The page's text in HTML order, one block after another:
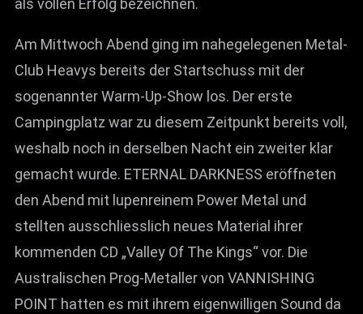
Galerien
als vollen Erfolg bezeichnen.
Am Mittwoch Abend ging im nahegelegenen Metal-
Club Heavys bereits der Startschuss mit der
sogenannter Warm-Up-Show los. Der erste
Campingplatz war zu diesem Zeitpunkt bereits voll,
weshalb noch in derselben Nacht ein zweiter klar
gemacht wurde. ETERNAL DARKNESS eröffneten
den Abend mit lupenreinem Power Metal und
stellten ausschliesslich neues Material ihrer
kommenden CD „Valley Of The Kings“ vor. Die
Australischen Prog-Metaller von VANNISHING
POINT hatten es mit ihrem eigenwilligen Sound da